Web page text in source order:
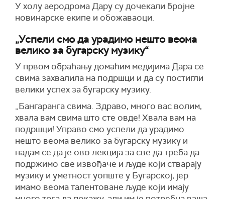
У холу аеродрома Дару су дочекали бројне
новинарске екипе и обожаваоци.
„Успели смо да урадимо нешто веома
велико за бугарску музику“
У првом обраћању домаћим медијима Дара се
свима захвалила на подршци и да су постигли
велики успех за бугарску музику.
„Бангаранга свима. Здраво, много вас волим,
хвала вам свима што сте овде! Хвала вам на
подршци! Управо смо успели да урадимо
нешто веома велико за бугарску музику и
надам се да је ово лекција за све да треба да
подржимо све извођаче и људе који стварају
музику и уметност уопште у Бугарској, јер
имамо веома талентоване људе који имају